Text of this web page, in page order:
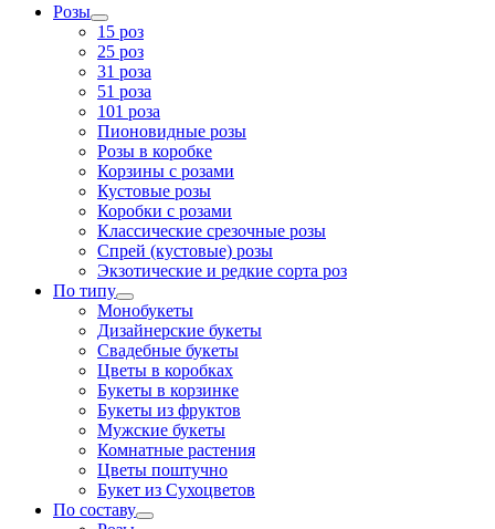
Розы
15 роз
25 роз
31 роза
51 роза
101 роза
Пионовидные розы
Розы в коробке
Корзины с розами
Кустовые розы
Коробки с розами
Классические срезочные розы
Спрей (кустовые) розы
Экзотические и редкие сорта роз
По типу
Монобукеты
Дизайнерские букеты
Свадебные букеты
Цветы в коробках
Букеты в корзинке
Букеты из фруктов
Мужские букеты
Комнатные растения
Цветы поштучно
Букет из Сухоцветов
По составу